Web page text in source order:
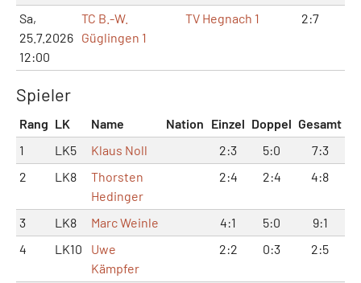
Sa,
25.7.2026
12:00
TC B.-W.
Güglingen 1
TV Hegnach 1 2:7
Spieler
Rang LK Name Nation Einzel Doppel Gesamt
1
LK5 Klaus Noll 2:3 5:0
7:3
2
LK8
Thorsten
Hedinger
2:4 2:4 4:8
3 LK8 Marc Weinle 4:1 5:0
9:1
4
LK10
Uwe
Kämpfer
2:2 0:3 2:5